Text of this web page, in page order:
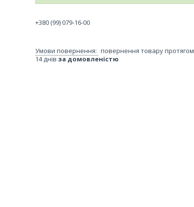
+380 (99) 079-16-00
повернення товару протягом
14 днів за домовленістю